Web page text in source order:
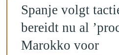
Spanje volgt
bereidt nu al
Marokko voor